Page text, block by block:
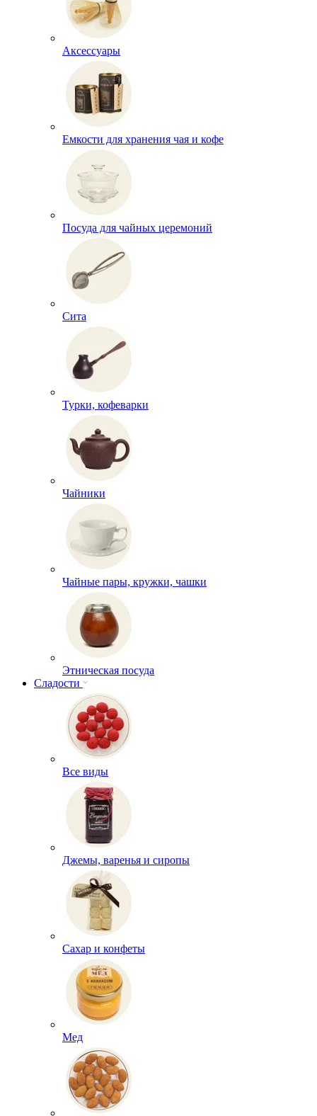
Аксессуары
Емкости для хранения чая и кофе
Посуда для чайных церемоний
Сита
Турки, кофеварки
Чайники
Чайные пары, кружки, чашки
Этническая посуда
Сладости
Все виды
Джемы, варенья и сиропы
Сахар и конфеты
Мед